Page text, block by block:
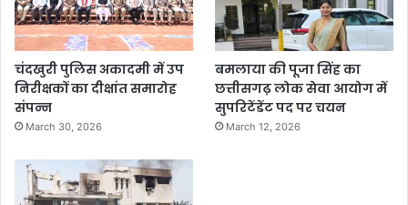
चंदखुरी पुलिस अकादमी में उप
निरीक्षकों का दीक्षांत समारोह
संपन्न
March 30, 2026
बमलाया की पूजा सिंह का
छत्तीसगढ़ लोक सेवा आयोग में
सुपरिटेंडेंट पद पर चयन
March 12, 2026